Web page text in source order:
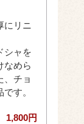
にリニ
シャを
なめら
、チョ
す。
1,800円